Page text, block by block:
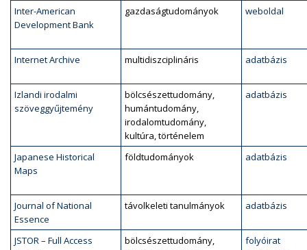
Inter-American
Development Bank
gazdaságtudományok weboldal
Internet Archive multidiszciplináris adatbázis
Izlandi irodalmi
szöveggyűjtemény
bölcsészettudomány,
humántudomány,
irodalomtudomány,
kultúra, történelem
adatbázis
Japanese Historical
Maps
földtudományok adatbázis
Journal of National
Essence
távolkeleti tanulmányok adatbázis
JSTOR – Full Access
bölcsészettudomány,
folyóirat